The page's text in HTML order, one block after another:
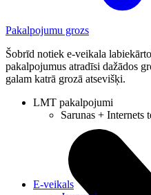
Pakalpojumu grozs
Šobrīd notiek e-veikala
pakalpojumus atradīsi dažādos
galam katrā grozā atsevišķi.
LMT pakalpojumi
Sarunas + Internets
E-veikals